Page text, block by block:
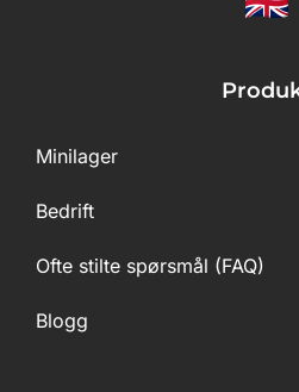
Minilager
Bedrift
Ofte stilte spørsmål (FAQ)
Blogg